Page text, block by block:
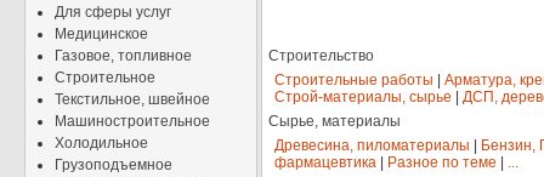
Для сферы услуг
Медицинское
Газовое, топливное
Строительное
Текстильное, швейное
Машиностроительное
Холодильное
Грузоподъемное
Строительство
Строительные работы
Арматура,
Строй-материалы, сырье
ДСП,
Сырье, материалы
Древесина, пиломатериалы
Бензин,
фармацевтика
Разное по теме
...